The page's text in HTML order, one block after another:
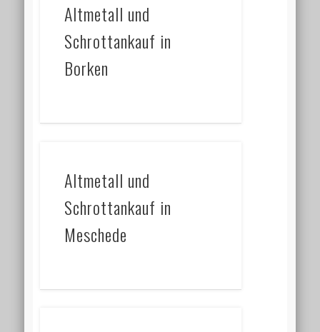
Altmetall und
Schrottankauf in
Borken
Altmetall und
Schrottankauf in
Meschede